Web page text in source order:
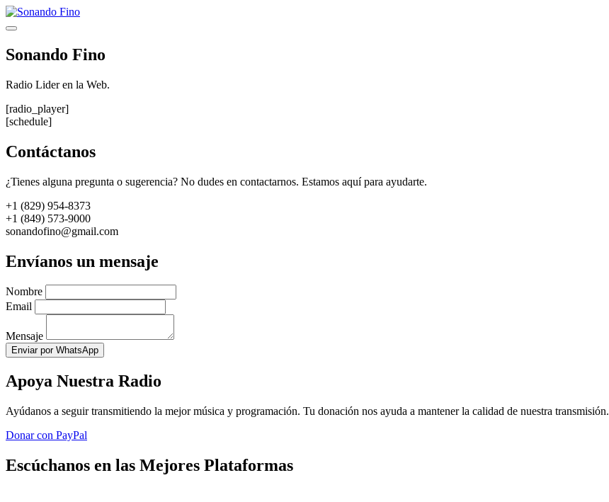
Saltar
al
Menú
Sonando Fino
Radio Lider en la Web.
[radio_player]
[schedule]
Contáctanos
¿Tienes alguna pregunta o sugerencia? No dudes en contactarnos. Estamos aquí para ayudarte.
+1 (829) 954-8373
+1 (849) 573-9000
sonandofino@gmail.com
Envíanos un mensaje
Nombre
Email
Mensaje
Enviar por WhatsApp
Apoya Nuestra Radio
Ayúdanos a seguir transmitiendo la mejor música y programación. Tu donación nos ayuda a mantener la calidad de nuestra transmisión.
Donar con PayPal
Escúchanos en las Mejores Plataformas